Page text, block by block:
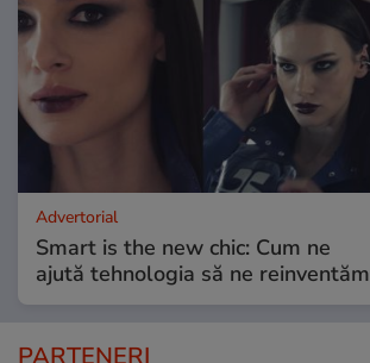
Advertorial
Smart is the new chic: Cum ne
ajută tehnologia să ne reinventăm